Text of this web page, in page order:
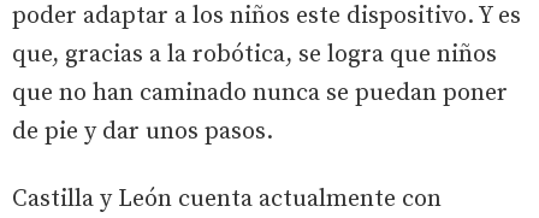
poder adaptar a los niños este dispositivo. Y es
que, gracias a la robótica, se logra que niños
que no han caminado nunca se puedan poner
de pie y dar unos pasos.
Castilla y León cuenta actualmente con